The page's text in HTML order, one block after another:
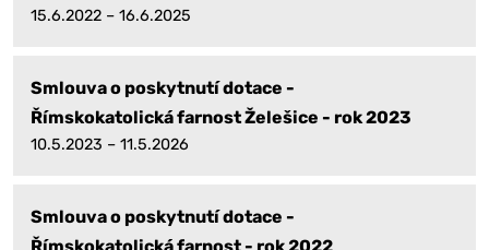
15.6.2022 – 16.6.2025
Smlouva o poskytnutí dotace -
Římskokatolická farnost Želešice - rok 2023
10.5.2023 – 11.5.2026
Smlouva o poskytnutí dotace -